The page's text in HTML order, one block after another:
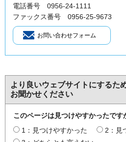
電話番号 0956-24-1111
ファックス番号 0956-25-9673
より良いウェブサイトにするた
お聞かせください
このページは見つけやすかったです
1：見つけやすかった
2：見